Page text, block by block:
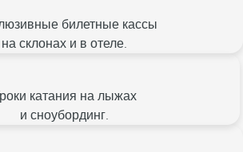
билетные кассы
на склонах и в отеле.
катания на лыжах
и сноубординг.